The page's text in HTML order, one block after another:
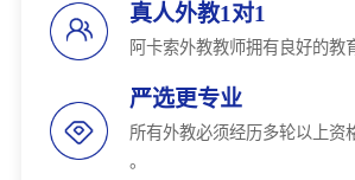
真人外教1对1
阿卡索外教教师拥有良好的教
严选更专业
所有外教必须经历多轮以上资
。